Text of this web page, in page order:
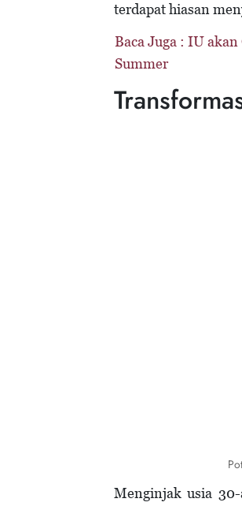
terdapat hiasan
Baca Juga : IU akan
Summer
Menginjak usia